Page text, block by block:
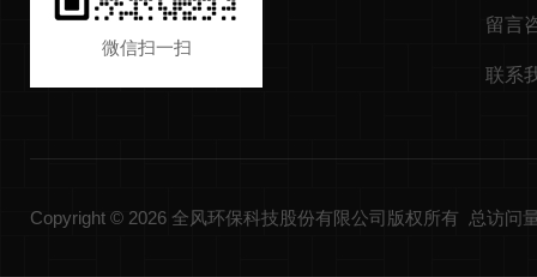
微信扫一扫
留言
联系
Copyright © 2026 全风环保科技股份有限公司版权所有 总访问